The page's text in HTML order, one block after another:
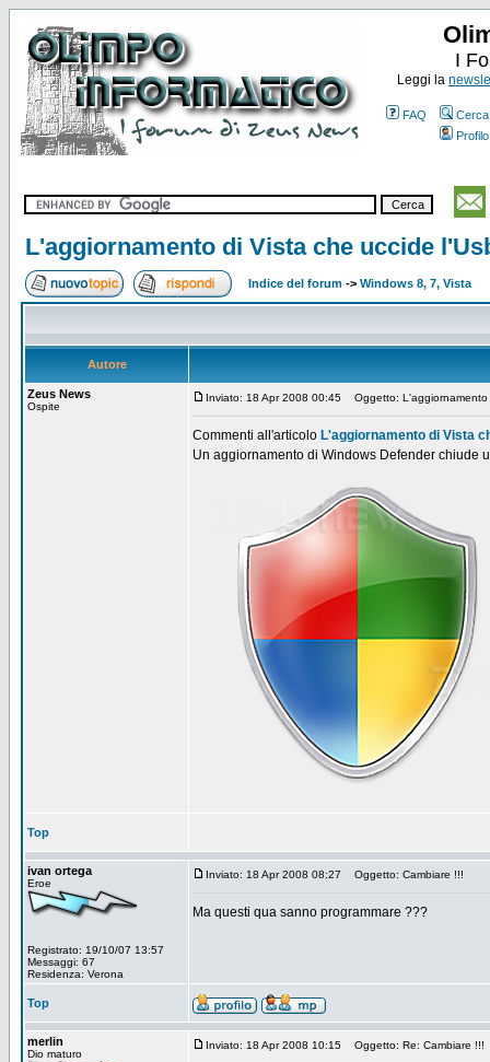
I
Leggi la
FAQ
Cerca
Profilo
L'aggiornamento di Vista che uccide
Indice del forum -> Windows 8, 7, Vista
Autore
Zeus News
Ospite
Inviato: 18 Apr 2008 00:45 Oggetto: L'aggiornamento
Commenti all'articolo L'aggiornamento di Vista
Un aggiornamento di Windows Defender chiude
Top
ivan ortega
Eroe
Registrato: 19/10/07 13:57
Messaggi: 67
Residenza: Verona
Inviato: 18 Apr 2008 08:27 Oggetto: Cambiare !!!
Ma questi qua sanno programmare ???
Top
merlin
Dio maturo
Inviato: 18 Apr 2008 10:15 Oggetto: Re: Cambiare !!!